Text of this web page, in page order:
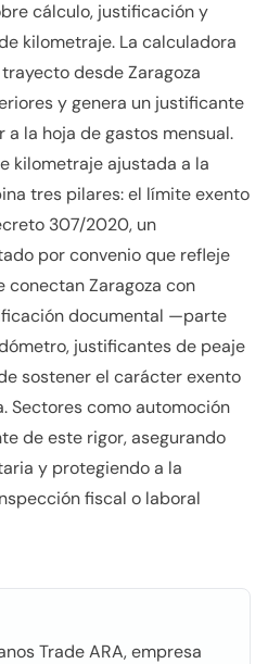
cálculo, justificación y
kilometraje. La calculadora
desde Zaragoza
y genera un justificante
a la hoja de gastos mensual.
kilometraje ajustada a la
tres pilares: el límite exento
307/2020, un
por convenio que refleje
conectan Zaragoza con
documental —parte
justificantes de peaje
sostener el carácter exento
Sectores como automoción
de este rigor, asegurando
y protegiendo a la
fiscal o laboral
Trade ARA, empresa